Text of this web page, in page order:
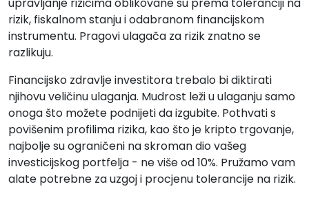
upravljanje rizicima oblikovane su prema toleranciji na
rizik, fiskalnom stanju i odabranom financijskom
instrumentu. Pragovi ulagača za rizik znatno se
razlikuju.
Financijsko zdravlje investitora trebalo bi diktirati
njihovu veličinu ulaganja. Mudrost leži u ulaganju samo
onoga što možete podnijeti da izgubite. Pothvati s
povišenim profilima rizika, kao što je kripto trgovanje,
najbolje su ograničeni na skroman dio vašeg
investicijskog portfelja - ne više od 10%. Pružamo vam
alate potrebne za uzgoj i procjenu tolerancije na rizik.